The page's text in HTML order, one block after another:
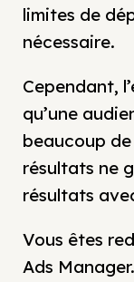
limites de
nécessaire.
Cependant,
qu’une
beaucoup
résultats ne
résultats
Vous êtes
Ads